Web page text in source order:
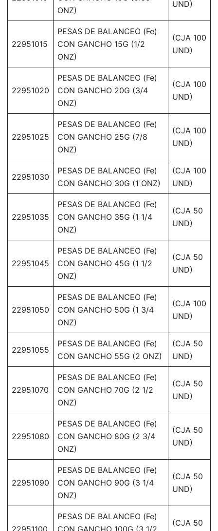
ONZ)
UND)
22951015
PESAS DE BALANCEO (Fe)
CON GANCHO 15G (1/2
ONZ)
(CJA 100
UND)
22951020
PESAS DE BALANCEO (Fe)
CON GANCHO 20G (3/4
ONZ)
(CJA 100
UND)
22951025
PESAS DE BALANCEO (Fe)
CON GANCHO 25G (7/8
ONZ)
(CJA 100
UND)
22951030
PESAS DE BALANCEO (Fe)
CON GANCHO 30G (1 ONZ)
(CJA 100
UND)
22951035
PESAS DE BALANCEO (Fe)
CON GANCHO 35G (1 1/4
ONZ)
(CJA 50
UND)
22951045
PESAS DE BALANCEO (Fe)
CON GANCHO 45G (1 1/2
ONZ)
(CJA 50
UND)
22951050
PESAS DE BALANCEO (Fe)
CON GANCHO 50G (1 3/4
ONZ)
(CJA 100
UND)
22951055
PESAS DE BALANCEO (Fe)
CON GANCHO 55G (2 ONZ)
(CJA 50
UND)
22951070
PESAS DE BALANCEO (Fe)
CON GANCHO 70G (2 1/2
ONZ)
(CJA 50
UND)
22951080
PESAS DE BALANCEO (Fe)
CON GANCHO 80G (2 3/4
ONZ)
(CJA 50
UND)
22951090
PESAS DE BALANCEO (Fe)
CON GANCHO 90G (3 1/4
ONZ)
(CJA 50
UND)
22951100
PESAS DE BALANCEO (Fe)
CON GANCHO 100G (3 1/2
(CJA 50